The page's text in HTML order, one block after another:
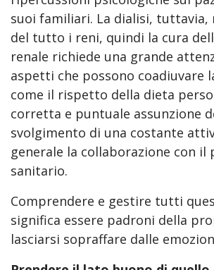
suoi familiari. La dialisi, tuttavia,
del tutto i reni, quindi la cura
renale richiede una grande
aspetti che possono coadiuvare
come il rispetto della dieta
corretta e puntuale assunzione
svolgimento di una costante
generale la collaborazione con il
sanitario.
Comprendere e gestire tutti
significa essere padroni della
lasciarsi sopraffare dalle